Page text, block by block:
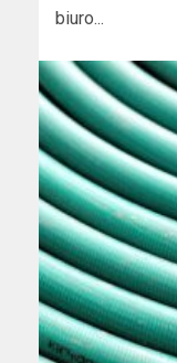
biuro...